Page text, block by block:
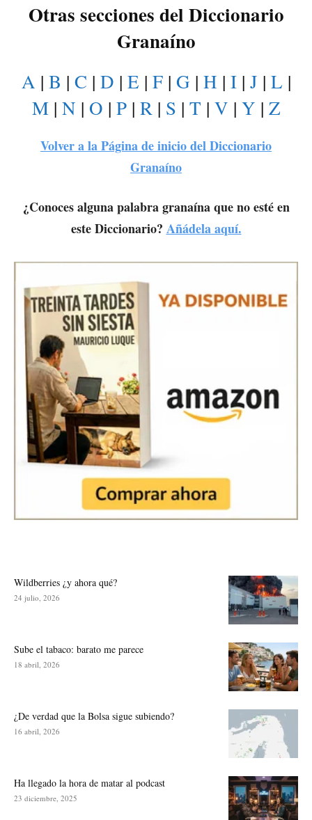
Otras secciones del Diccionario
Granaíno
A | B | C | D | E | F| G | H | I| J | L |
M| N | O | P| R| S | T | V | Y | Z
Volver a la Página de inicio del Diccionario
Granaíno
¿Conoces alguna palabra granaína que no esté en
este Diccionario? Añádela aquí.
Wildberries ¿y ahora qué?
24 julio, 2026
Sube el tabaco: barato me parece
18 abril, 2026
¿De verdad que la Bolsa sigue subiendo?
16 abril, 2026
Ha llegado la hora de matar al podcast
23 diciembre, 2025